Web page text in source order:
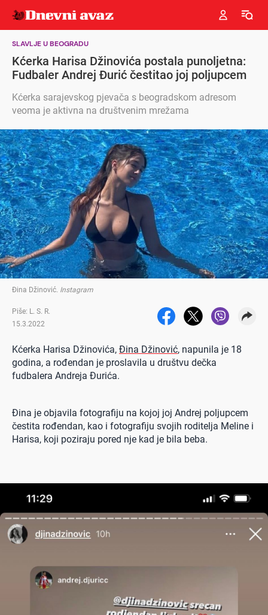
SLAVLJE U BEOGRADU
Kćerka Harisa Džinovića postala punoljetna:
Fudbaler Andrej Đurić čestitao joj poljupcem
Kćerka sarajevskog pjevača s beogradskom adresom
veoma je aktivna na društvenim mrežama
Đina Džinović Instagram
Piše: L. S. R.
15.3.2022
Kćerka Harisa Džinovića, Đina Džinović, napunila je 18
godina, a rođendan je proslavila u društvu dečka
fudbalera Andreja Đurića.
Đina je objavila fotografiju na kojoj joj Andrej poljupcem
čestita rođendan, kao i fotografiju svojih roditelja Meline i
Harisa, koji poziraju pored nje kad je bila beba.